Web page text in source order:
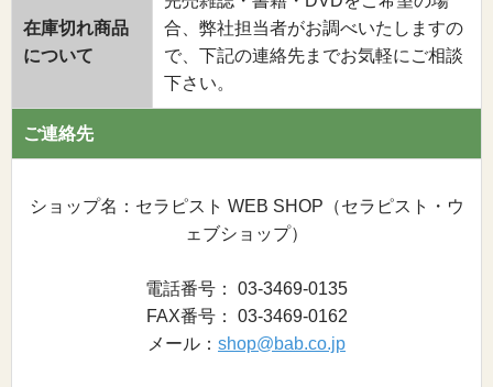
在庫切れ商品
について
合、弊社担当者がお調べいたしますの
で、下記の連絡先までお気軽にご相談
下さい。
ご連絡先
ショップ名：セラピスト WEB SHOP（セラピスト・ウ
ェブショップ）
電話番号： 03-3469-0135
FAX番号： 03-3469-0162
メール： shop@bab.co.jp